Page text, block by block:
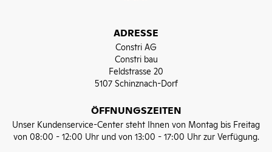
ADRESSE
Constri AG
Constri bau
Feldstrasse 20
5107 Schinznach-Dorf
ÖFFNUNGSZEITEN
Unser Kundenservice-Center steht Ihnen von Montag bis Freitag
von 08:00 - 12:00 Uhr und von 13:00 - 17:00 Uhr zur Verfügung.